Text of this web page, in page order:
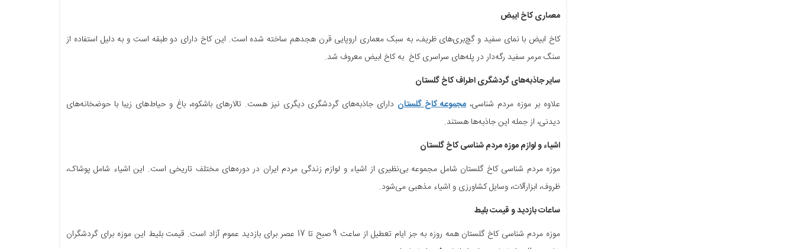
معماری کاخ ایبض
کاخ ابیض با نمای سفید و گچ‌بری‌های ظریف، به سبک معماری اروپایی قرن هجدهم ساخته شده است. این کاخ دارای دو طبقه است و به دلیل استفاده از
سنگ مرمر سفید رگه‌دار در پله‌های سراسری کاخ به کاخ ابیض معروف شد.
سایر جاذبه‌های گردشگری اطراف کاخ گلستان
علاوه بر موزه مردم شناسی،مجموعه کاخ گلستان دارای جاذبه‌های گردشگری دیگری نیز هست. تالارهای باشکوه، باغ و حیاط‌های زیبا با حوضخانه‌های
دیدنی، از جمله این جاذبه‌ها هستند.
اشیاء و لوازم موزه مردم شناسی کاخ گلستان
موزه مردم شناسی کاخ گلستان شامل مجموعه بی‌نظیری از اشیاء و لوازم زندگی مردم ایران در دوره‌های مختلف تاریخی است. این اشیاء شامل پوشاک،
ظروف، ابزارآلات، وسایل کشاورزی و اشیاء مذهبی می‌شود.
ساعات بازدید و قیمت بلیط
موزه مردم شناسی کاخ گلستان همه روزه به جز ایام تعطیل از ساعت 9 صبح تا 17 عصر برای بازدید عموم آزاد است. قیمت بلیط این موزه برای گردشگران